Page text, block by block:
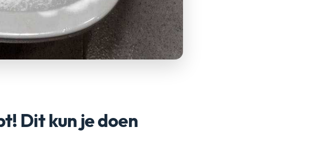
Dit kun je doen